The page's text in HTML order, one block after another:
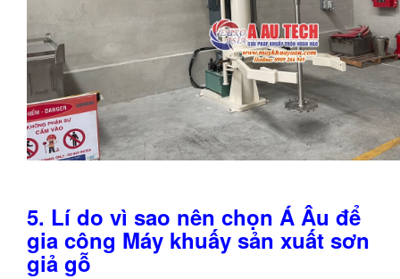
5. Lí do vì sao nên chọn Á Âu để
gia công Máy khuấy sản xuất sơn
giả gỗ